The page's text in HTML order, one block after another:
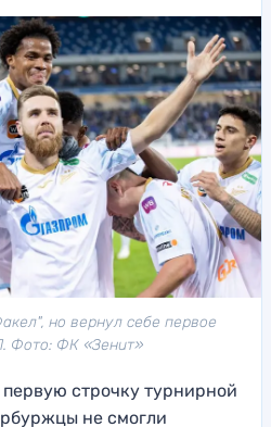
но вернул себе первое
Фото: ФК «Зенит»
строчку турнирной
не смогли